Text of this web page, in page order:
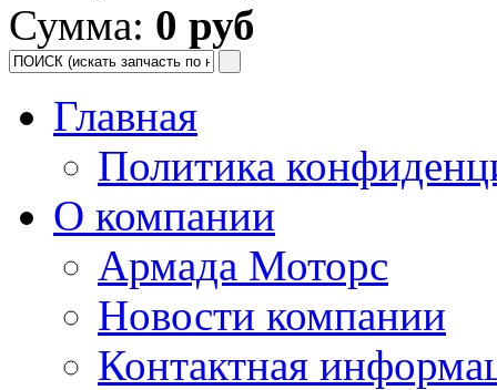
Сумма: 0 руб
Главная
Политика
О компании
Армада Моторс
Новости компании
Контактная